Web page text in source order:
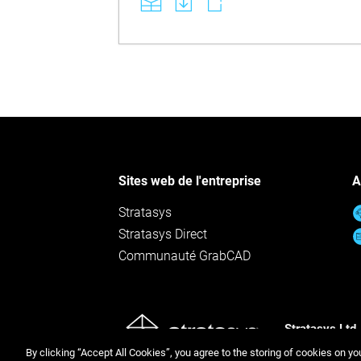
Sites web de l'entreprise
Stratasys
Stratasys Direct
Communauté GrabCAD
Stratasys
By clicking “Accept All Cookies”, you agree to the storing of cookies on